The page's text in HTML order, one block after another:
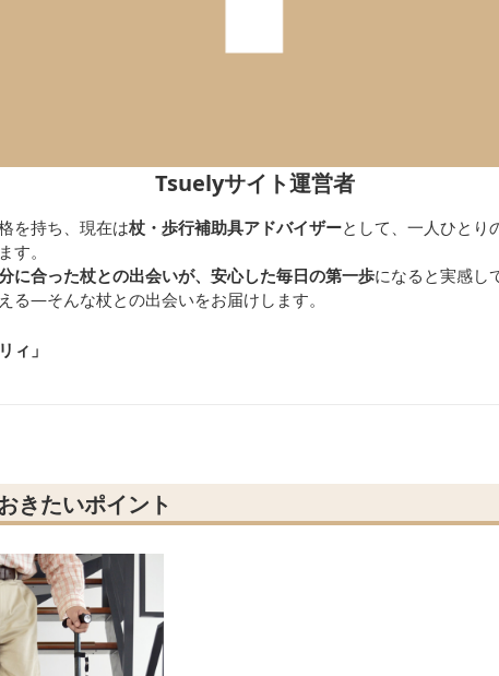
Tsuelyサイト運営者
を持ち、現在は杖・歩行補助具アドバイザーとして、一人ひとり
す。
に合った杖との出会いが、安心した毎日の第一歩になると実感し
る—そんな杖との出会いをお届けします。
ィ」
きたいポイント